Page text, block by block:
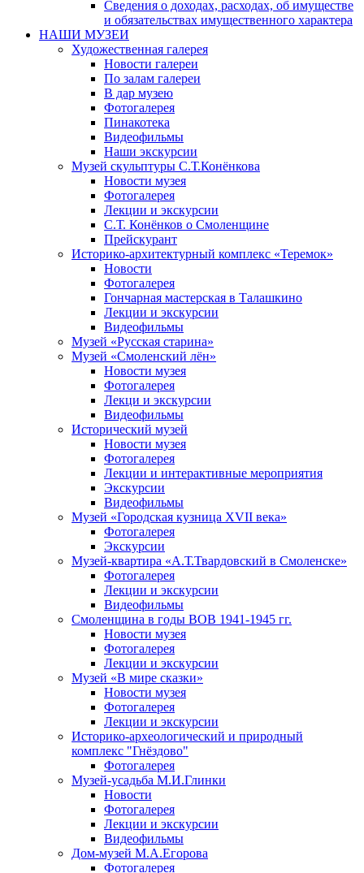
Сведения о доходах, расходах, об имуществе
и обязательствах имущественного характера
НАШИ МУЗЕИ
Художественная галерея
Новости галереи
По залам галереи
В дар музею
Фотогалерея
Пинакотека
Видеофильмы
Наши экскурсии
Музей скульптуры С.Т.Конёнкова
Новости музея
Фотогалерея
Лекции и экскурсии
С.Т. Конёнков о Смоленщине
Прейскурант
Историко-архитектурный комплекс «Теремок»
Новости
Фотогалерея
Гончарная мастерская в Талашкино
Лекции и экскурсии
Видеофильмы
Музей «Русская старина»
Музей «Смоленский лён»
Новости музея
Фотогалерея
Лекци и экскурсии
Видеофильмы
Исторический музей
Новости музея
Фотогалерея
Лекции и интерактивные мероприятия
Экскурсии
Видеофильмы
Музей «Городская кузница XVII века»
Фотогалерея
Экскурсии
Музей-квартира «А.Т.Твардовский в Смоленске»
Фотогалерея
Лекции и экскурсии
Видеофильмы
Смоленщина в годы ВОВ 1941-1945 гг.
Новости музея
Фотогалерея
Лекции и экскурсии
Музей «В мире сказки»
Новости музея
Фотогалерея
Лекции и экскурсии
Историко-археологический и природный
комплекс "Гнёздово"
Фотогалерея
Музей-усадьба М.И.Глинки
Новости
Фотогалерея
Лекции и экскурсии
Видеофильмы
Дом-музей М.А.Егорова
Фотогалерея